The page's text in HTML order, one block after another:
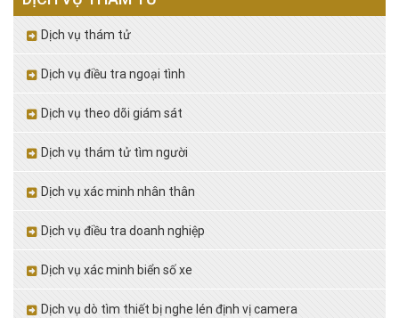
Dịch vụ thám tử
Dịch vụ điều tra ngoại tình
Dịch vụ theo dõi giám sát
Dịch vụ thám tử tìm người
Dịch vụ xác minh nhân thân
Dịch vụ điều tra doanh nghiệp
Dịch vụ xác minh biển số xe
Dịch vụ dò tìm thiết bị nghe lén định vị camera